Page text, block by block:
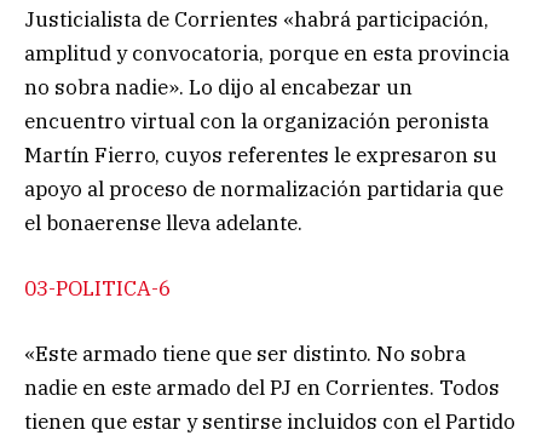
Justicialista de Corrientes «habrá participación,
amplitud y convocatoria, porque en esta provincia
no sobra nadie». Lo dijo al encabezar un
encuentro virtual con la organización peronista
Martín Fierro, cuyos referentes le expresaron su
apoyo al proceso de normalización partidaria que
el bonaerense lleva adelante.
03-POLITICA-6
«Este armado tiene que ser distinto. No sobra
nadie en este armado del PJ en Corrientes. Todos
tienen que estar y sentirse incluidos con el Partido